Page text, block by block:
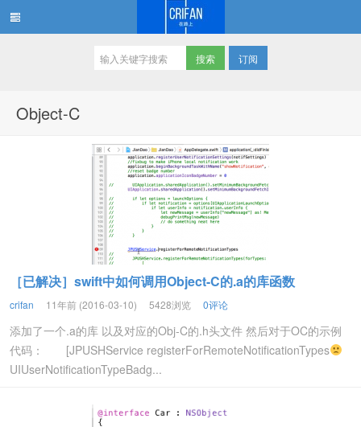
订阅
Object-C
［已解决］swift中如何调用Object-C的.a的库函数
crifan 11年前 (2016-03-10) 5428浏览 0评论
添加了一个.a的库 以及对应的Obj-C的.h头文件 然后对于OC的示例
代码： [JPUSHService registerForRemoteNotificationTypes
UIUserNotificationTypeBadg...